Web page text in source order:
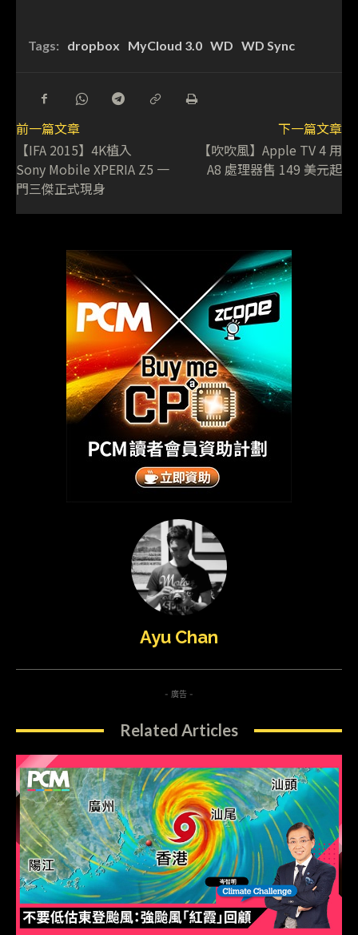
Tags: dropbox MyCloud 3.0 WD WD Sync
前一篇文章
【IFA 2015】4K植入
Sony Mobile XPERIA Z5 一
門三傑正式現身
下一篇文章
【吹吹風】Apple TV 4 用
A8 處理器售 149 美元起
Ayu Chan
- 廣告 -
Related Articles